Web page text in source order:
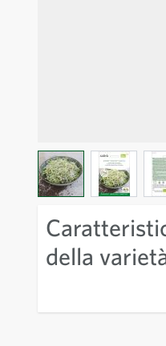
View larger imageView larger
della